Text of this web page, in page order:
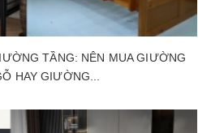
TẦNG: NÊN MUA GIƯỜNG
HAY GIƯỜNG...